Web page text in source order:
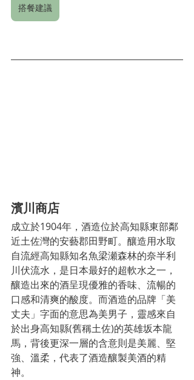
搭餐建議
濱川商店
成立於1904年，酒造位於高知縣東部鄰
近土佐灣的安藝郡田野町。釀造用水取
自流經高知縣知名魚梁瀬森林的奈半利
川伏流水，是日本最好的超軟水之一，
釀造出來的酒呈現優雅的香味、流暢的
口感和清爽的酸度。而酒造的品牌「美
丈夫」字面的意思為美男子，靈感來自
於出身高知縣(舊稱土佐)的英雄坂本龍
馬，背後更深一層的含意則是美麗、堅
強、溫柔，代表了酒造釀製美酒的精
神。